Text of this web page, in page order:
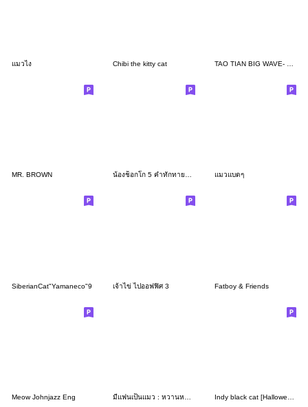
แมวไง Chibi the kitty cat
MR. BROWN น้องช็อกโก 5 คำทักทายในทุกวัน แมวแบดๆ
SiberianCat"Yamaneco"9 เจ้าไข่ ไปออฟฟิศ 3 Fatboy & Friends
Meow Johnjazz Eng